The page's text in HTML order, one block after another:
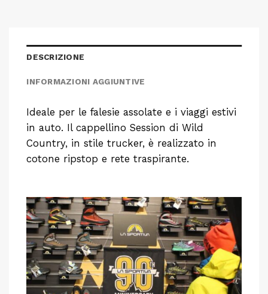
DESCRIZIONE
INFORMAZIONI AGGIUNTIVE
Ideale per le falesie assolate e i viaggi estivi
in ​​auto. Il cappellino Session di Wild
Country, in stile trucker, è realizzato in
cotone ripstop e rete traspirante.